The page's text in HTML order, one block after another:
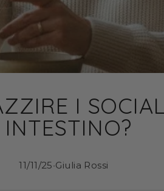
I
11/11/25•Giulia Rossi